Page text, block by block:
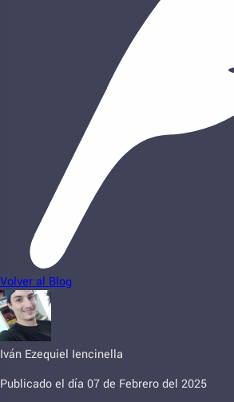
Volver al Blog
Iván Ezequiel Iencinella
Publicado el día 07 de Febrero del 2025